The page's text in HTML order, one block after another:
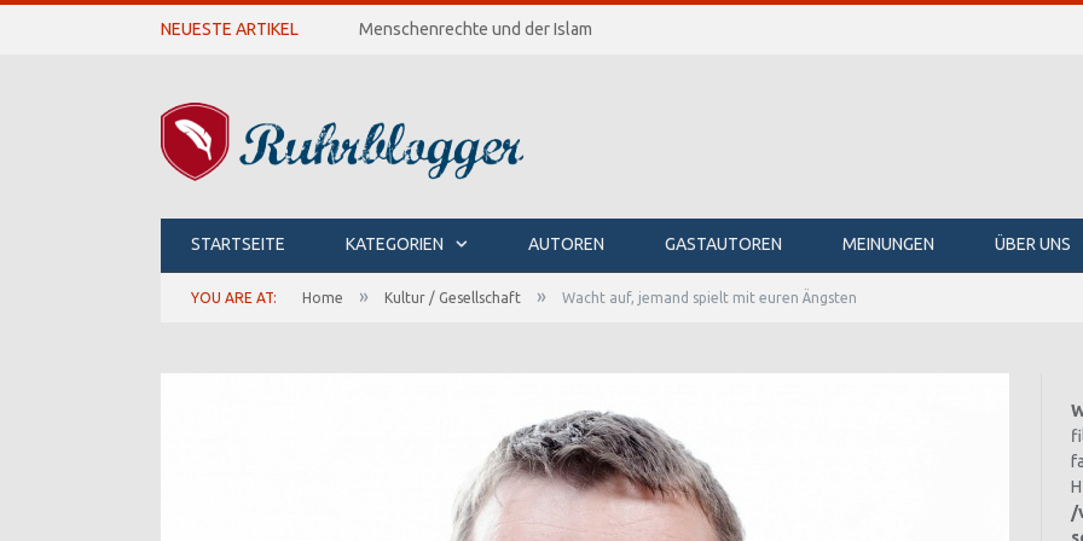
NEUESTE ARTIKEL Menschenrechte und der Islam
STARTSEITE KATEGORIEN AUTOREN GASTAUTOREN MEINUNGEN ÜBER UNS
YOU ARE AT: Home » Kultur / Gesellschaft » Wacht auf, jemand spielt mit euren Ängsten
/